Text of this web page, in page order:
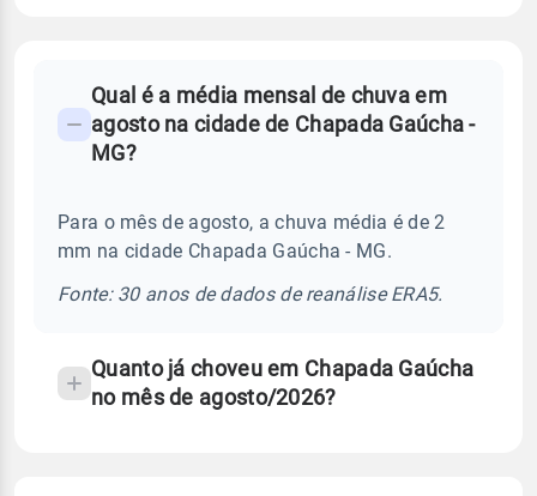
Perguntas
frequentes
chuva
temperatura
Qual é a média mensal de chuva em
agosto na cidade de Chapada Gaúcha -
MG?
Para o mês de agosto, a chuva média é de 2
mm na cidade Chapada Gaúcha - MG.
Fonte: 30 anos de dados de reanálise ERA5.
Quanto já choveu em Chapada Gaúcha
no mês de agosto/2026?